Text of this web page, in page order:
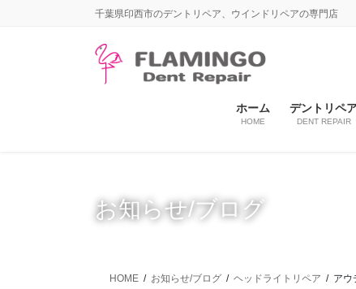
千葉県印西市のデントリペア、ウインドリペアの専門店
ホーム
HOME
デントリペ
DENT REPAIR
お知らせ/ブログ
HOME お知らせ/ブログ ヘッドライトリペア アウ